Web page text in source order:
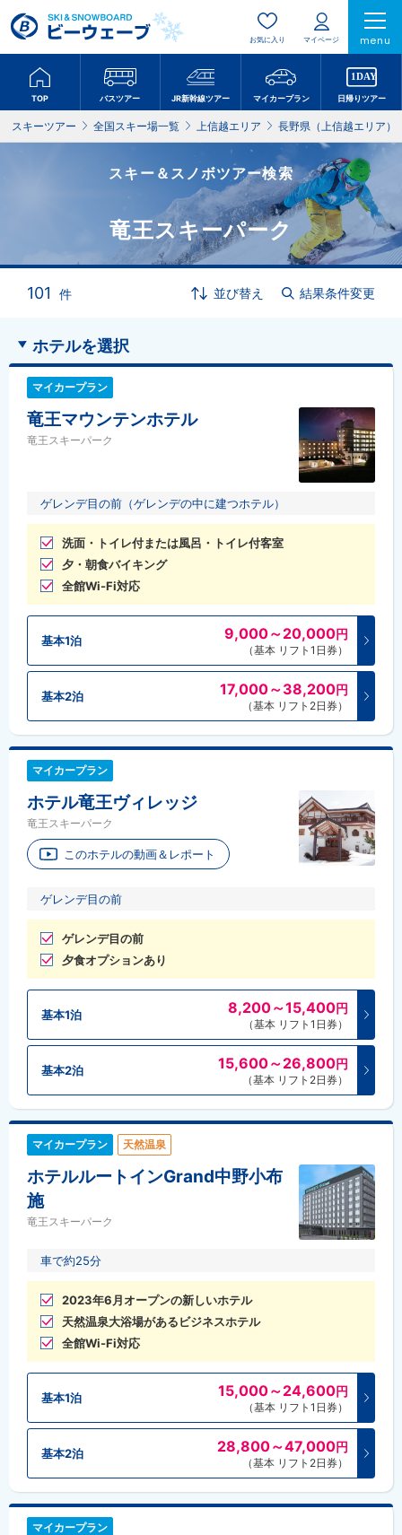
お気に入り マイページ menu
TOP バスツアー JR新幹線ツアー マイカープラン 日帰りツアー
スキーツアー 全国スキー場一覧 上信越エリア 長野県（上信越エリア）
スキー＆スノボツアー検索
竜王スキーパーク
101 件 並び替え 結果条件変更
ホテルを選択
マイカープラン
竜王マウンテンホテル
竜王スキーパーク
ゲレンデ目の前（ゲレンデの中に建つホテル）
洗面・トイレ付または風呂・トイレ付客室
夕・朝食バイキング
全館Wi-Fi対応
基本1泊 9,000～20,000円
（基本 リフト1日券）
基本2泊 17,000～38,200円
（基本 リフト2日券）
マイカープラン
ホテル竜王ヴィレッジ
竜王スキーパーク
このホテルの動画＆レポート
ゲレンデ目の前
ゲレンデ目の前
夕食オプションあり
基本1泊 8,200～15,400円
（基本 リフト1日券）
基本2泊 15,600～26,800円
（基本 リフト2日券）
マイカープラン 天然温泉
ホテルルートインGrand中野小布
施
竜王スキーパーク
車で約25分
2023年6月オープンの新しいホテル
天然温泉大浴場があるビジネスホテル
全館Wi-Fi対応
基本1泊 15,000～24,600円
（基本 リフト1日券）
基本2泊 28,800～47,000円
（基本 リフト2日券）
マイカープラン